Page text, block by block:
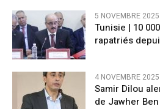
5 NOVEMBRE 2025
Tunisie | 10
rapatriés
4 NOVEMBRE 2025
Samir Dilou
de Jawher